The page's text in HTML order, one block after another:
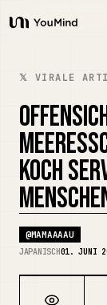
YouMind
Übersicht
Fähigkeiten
Prompts
Preise
𝕏 VIRALE
KOCH
@MAMAAAAU
JAPANISCH01. JUNI